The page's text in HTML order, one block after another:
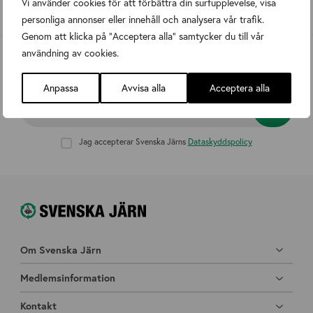
personliga annonser eller innehåll och analysera vår trafik.
Genom att klicka på "Acceptera alla" samtycker du till vår
användning av cookies.
Anpassa Avvisa alla Acceptera alla
Prenumerera på nyhetsbrev
Jag accepterar Svenska Järns Dataskyddspolicy
Om Svenska Järn
Medlemsinformation
Kontakt